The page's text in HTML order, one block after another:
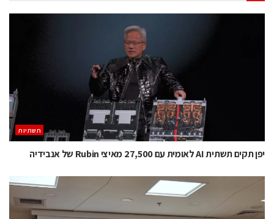
תשתיות
יפן תקים תשתית AI לאומית עם 27,500 מאיצי Rubin של אנבידיה